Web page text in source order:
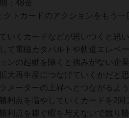
：48金
トカードのアクションをもう一
いくカードなどが思いつくと思
て電磁カタパルトや軌道エレベ
ンの起動を除くと強みがない企
大再生産につなげていくかだと思
メーターの上昇へとつながるよ
利点を増やしていくカードを2回
利点を稼ぐ暇を与えないで競り